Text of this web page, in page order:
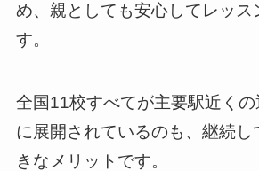
め、親としても安心してレッス
す。
全国11校すべてが主要駅近く
に展開されているのも、継続し
きなメリットです。